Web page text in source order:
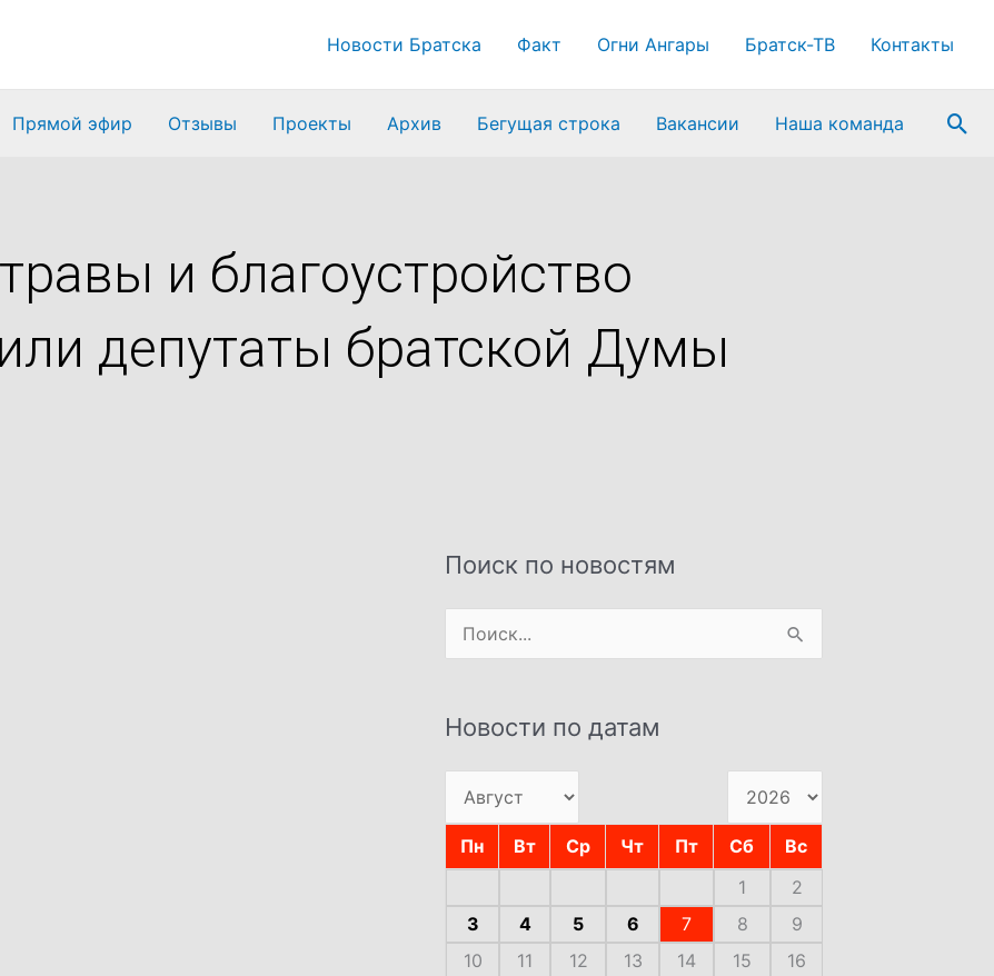
Новости Братска Факт Огни Ангары Братск-ТВ Контакты
Прямой эфир Отзывы Проекты Архив Бегущая строка Вакансии Наша команда
и благоустройство
депутаты братской Думы
Поиск по новостям
Поиск:
Новости по датам
Пн Вт Ср Чт Пт Сб
Вс
1
2
3
4 5 6 7 8
9
10
11 12 13 14 15
16